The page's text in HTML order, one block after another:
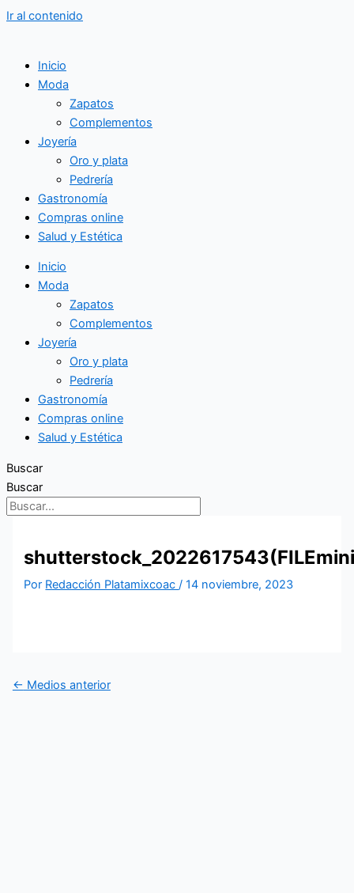
Ir al contenido
Inicio
Moda
Zapatos
Complementos
Joyería
Oro y plata
Pedrería
Gastronomía
Compras online
Salud y Estética
Inicio
Moda
Zapatos
Complementos
Joyería
Oro y plata
Pedrería
Gastronomía
Compras online
Salud y Estética
Buscar
Buscar
Por Redacción Platamixcoac/14 noviembre, 2023
← Medios anterior